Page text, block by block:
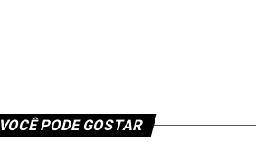
VOCÊ PODE GOSTAR